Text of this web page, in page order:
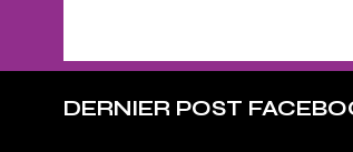
DERNIER POST